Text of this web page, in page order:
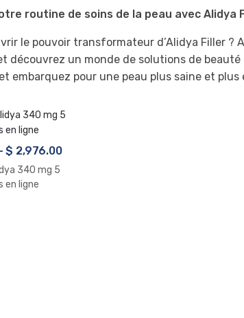
routine de soins de la peau avec Alidya
le pouvoir transformateur d’Alidya Filler ?
découvrez un monde de solutions de
embarquez pour une peau plus saine et plus
$ 2,976.00
340 mg 5
en ligne